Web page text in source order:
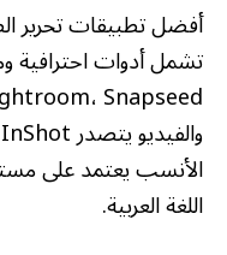
أفضل تطبيقات تحرير
تشمل أدوات احترافية
الأنسب يعتمد على
اللغة العربية.